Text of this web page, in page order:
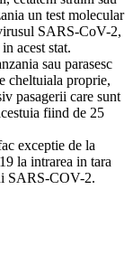
un test molecular
SARS-CoV-2,
acest stat.
sau parasesc
cheltuiala proprie,
pasagerii care sunt
fiind de 25
exceptie de la
la intrarea in tara
SARS-COV-2.